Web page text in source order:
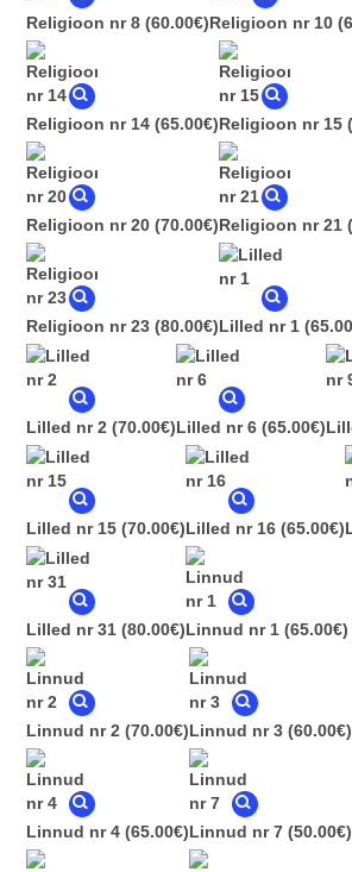
Religioon nr 8 (60.00€)Religioon nr 10
Religioon nr 14 (65.00€)Religioon nr 15
Religioon nr 20 (70.00€)Religioon nr 21
Religioon nr 23 (80.00€)Lilled nr 1
Lilled nr 2 (70.00€)Lilled nr 6 (65.00€)
Lilled nr 15 (70.00€)Lilled nr 16 (65.00€)
Lilled nr 31 (80.00€)Linnud nr 1 (65.00€)
Linnud nr 2 (70.00€)Linnud nr 3 (60.00€)
Linnud nr 4 (65.00€)Linnud nr 7 (50.00€)